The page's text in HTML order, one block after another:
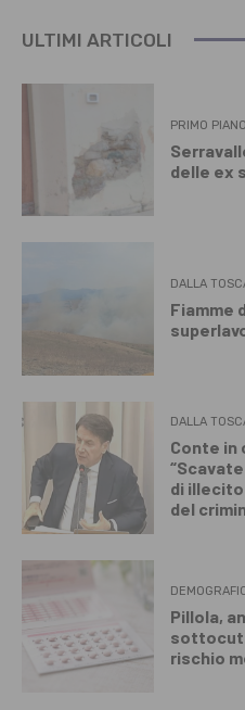
ULTIMI ARTICOLI
PRIMO PIANO
delle ex
DALLA
Fiamme
DALLA
Conte in
di illecito
del
Pillola,
rischio